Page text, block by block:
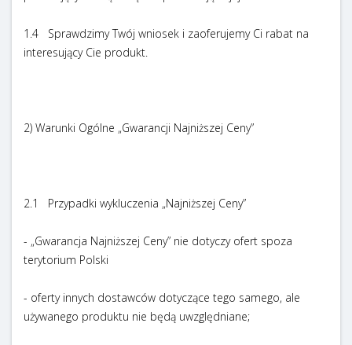
1.4 Sprawdzimy Twój wniosek i zaoferujemy Ci rabat na
interesujący Cie produkt.
2) Warunki Ogólne „Gwarancji Najniższej Ceny”
2.1 Przypadki wykluczenia „Najniższej Ceny”
- „Gwarancja Najniższej Ceny” nie dotyczy ofert spoza
terytorium Polski
- oferty innych dostawców dotyczące tego samego, ale
używanego produktu nie będą uwzględniane;